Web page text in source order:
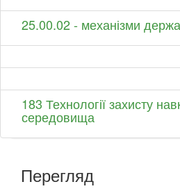
25.00.02 - механізми
183 Технології захисту
середовища
Перегляд